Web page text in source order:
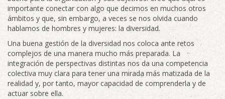
importante conectar con algo que decimos en muchos otros
ámbitos y que, sin embargo, a veces se nos olvida cuando
hablamos de hombres y mujeres: la diversidad.
Una buena gestión de la diversidad nos coloca ante retos
complejos de una manera mucho más preparada. La
integración de perspectivas distintas nos da una competencia
colectiva muy clara para tener una mirada más matizada de la
realidad y, por tanto, mayor capacidad de comprenderla y de
actuar sobre ella.